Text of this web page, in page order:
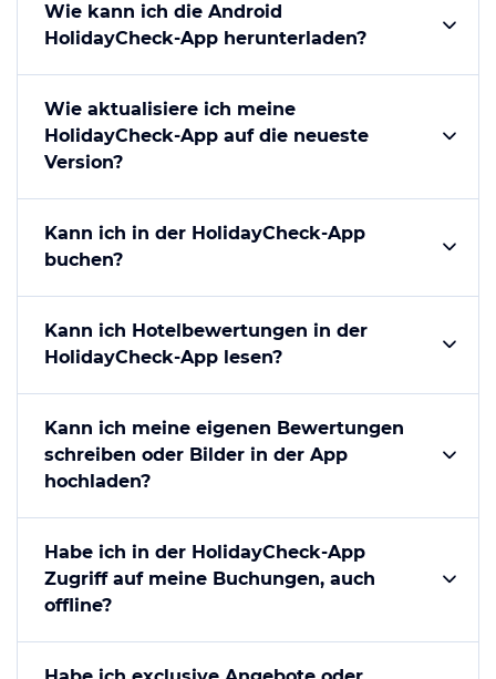
Wie kann ich die Android
HolidayCheck-App herunterladen?
Wie aktualisiere ich meine
HolidayCheck-App auf die neueste
Version?
Kann ich in der HolidayCheck-App
buchen?
Kann ich Hotelbewertungen in der
HolidayCheck-App lesen?
Kann ich meine eigenen Bewertungen
schreiben oder Bilder in der App
hochladen?
Habe ich in der HolidayCheck-App
Zugriff auf meine Buchungen, auch
offline?